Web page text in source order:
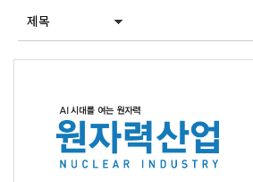
광고 신청